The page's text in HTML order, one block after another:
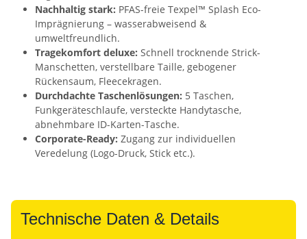
Nachhaltig stark: PFAS-freie Texpel™ Splash Eco-
Imprägnierung – wasserabweisend &
umweltfreundlich.
Tragekomfort deluxe: Schnell trocknende Strick-
Manschetten, verstellbare Taille, gebogener
Rückensaum, Fleecekragen.
Durchdachte Taschenlösungen: 5 Taschen,
Funkgeräteschlaufe, versteckte Handytasche,
abnehmbare ID-Karten-Tasche.
Corporate-Ready: Zugang zur individuellen
Veredelung (Logo-Druck, Stick etc.).
Technische Daten & Details